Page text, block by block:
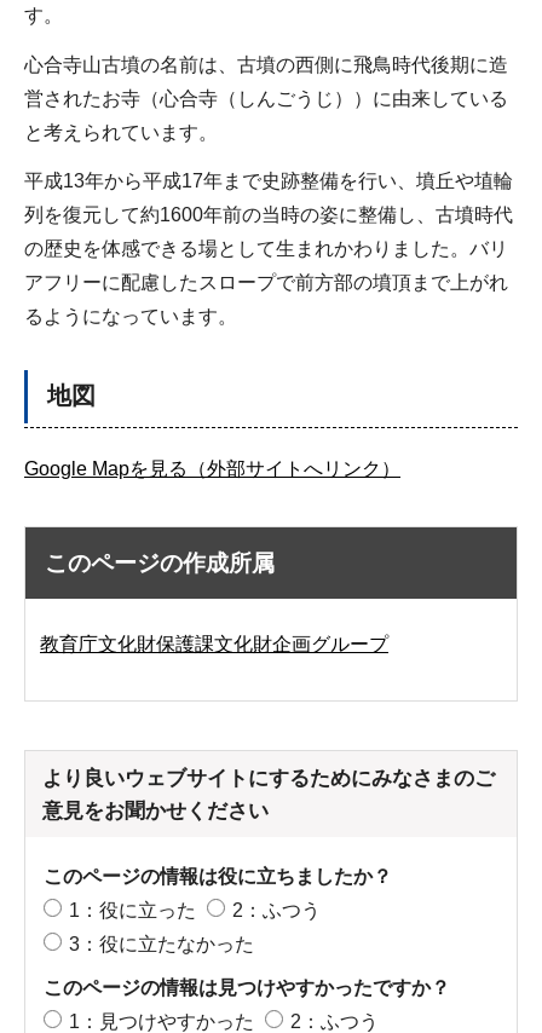
す。
心合寺山古墳の名前は、古墳の西側に飛鳥時代後期に造
営されたお寺（心合寺（しんごうじ））に由来している
と考えられています。
平成13年から平成17年まで史跡整備を行い、墳丘や埴輪
列を復元して約1600年前の当時の姿に整備し、古墳時代
の歴史を体感できる場として生まれかわりました。バリ
アフリーに配慮したスロープで前方部の墳頂まで上がれ
るようになっています。
地図
Google Mapを見る（外部サイトへリンク）
このページの作成所属
教育庁文化財保護課文化財企画グループ
より良いウェブサイトにするためにみなさまのご
意見をお聞かせください
このページの情報は役に立ちましたか？
1：役に立った
2：ふつう
3：役に立たなかった
このページの情報は見つけやすかったですか？
1：見つけやすかった
2：ふつう